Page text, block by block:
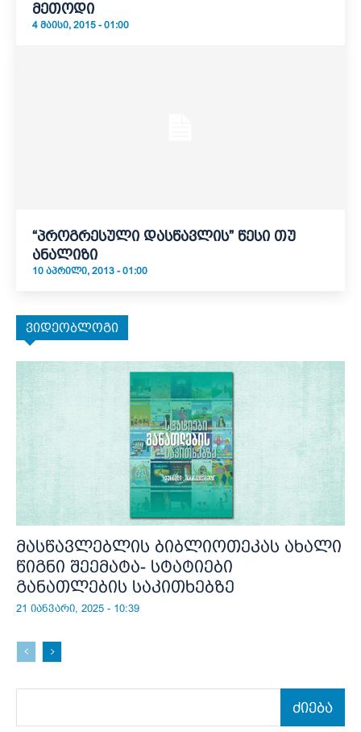
მეთოდი
4 ᲛᲐᲘᲡᲘ, 2015 - 01:00
“პროგრესული დასწავლის” წესი თუ
ანალიზი
10 ᲐᲞᲠᲘᲚᲘ, 2013 - 01:00
ვიდეობლოგი
მასწავლებლის ბიბლიოთეკას ახალი
წიგნი შეემატა- სტატიები
განათლების საკითხებზე
21 იანვარი, 2025 - 10:39
ძიება